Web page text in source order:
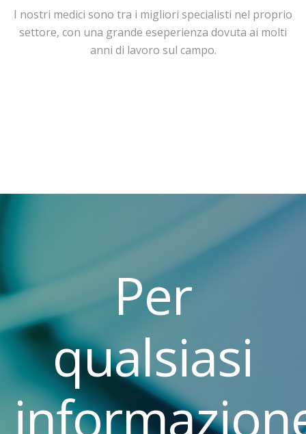
I nostri medici sono tra i migliori specialisti nel proprio
settore, con una grande eseperienza dovuta ai molti
anni di lavoro sul campo.
Per
qualsiasi